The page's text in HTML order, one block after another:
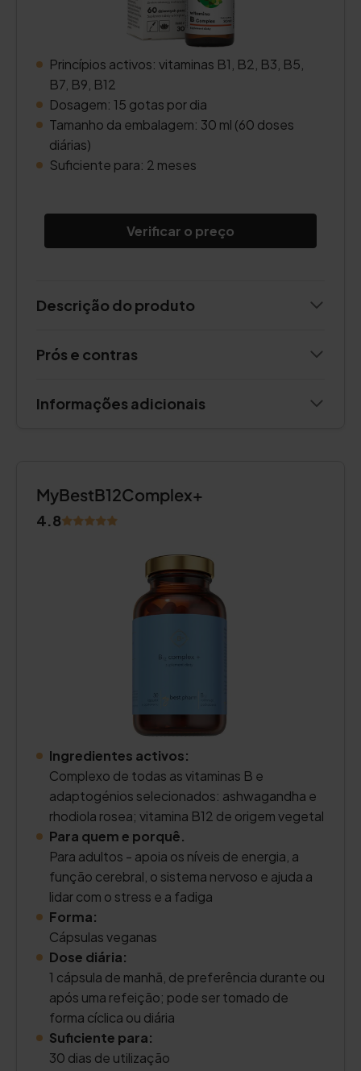
Princípios activos: vitaminas B1, B2, B3, B5,
B7, B9, B12
Dosagem: 15 gotas por dia
Tamanho da embalagem: 30 ml (60 doses
diárias)
Suficiente para: 2 meses
Verificar o preço
Descrição do produto
Prós e contras
Informações adicionais
MyBestB12Complex+
4.8
Ingredientes activos:
Complexo de todas as vitaminas B e
adaptogénios selecionados: ashwagandha e
rhodiola rosea; vitamina B12 de origem vegetal
Para quem e porquê.
Para adultos - apoia os níveis de energia, a
função cerebral, o sistema nervoso e ajuda a
lidar com o stress e a fadiga
Forma:
Cápsulas veganas
Dose diária:
1 cápsula de manhã, de preferência durante ou
após uma refeição; pode ser tomado de
forma cíclica ou diária
Suficiente para:
30 dias de utilização